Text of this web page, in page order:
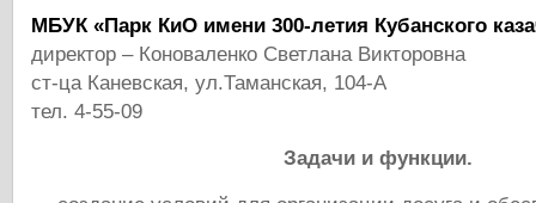
МБУК «Парк КиО имени 300-летия Кубанского
директор – Коноваленко Светлана Викторовна
ст-ца Каневская, ул.Таманская, 104-А
тел. 4-55-09
Задачи и функции.